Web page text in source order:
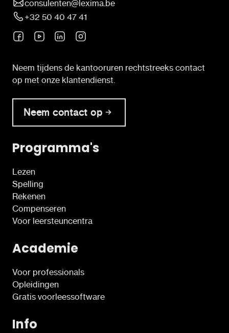
consulenten@lexima.be
+32 50 40 47 41
Neem tijdens de kantooruren rechtstreeks contact
op met onze klantendienst.
Neem contact op
Programma's
Lezen
Spelling
Rekenen
Compenseren
Voor leersteuncentra
Academie
Voor professionals
Opleidingen
Gratis voorleessoftware
Info